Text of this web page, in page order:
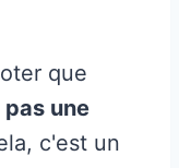
que
pas une
c'est un